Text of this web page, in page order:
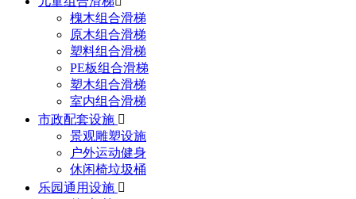
槐木组合滑梯
原木组合滑梯
塑料组合滑梯
PE板组合滑梯
塑木组合滑梯
室内组合滑梯
市政配套设施 
景观雕塑设施
户外运动健身
休闲椅垃圾桶
乐园通用设施 